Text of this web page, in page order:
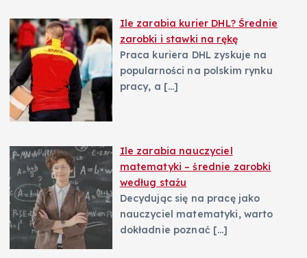
Ile zarabia kurier DHL? Średnie
zarobki i stawki na rękę
Praca kuriera DHL zyskuje na
popularności na polskim rynku
pracy, a […]
Ile zarabia nauczyciel
matematyki – średnie zarobki
według stażu
Decydując się na pracę jako
nauczyciel matematyki, warto
dokładnie poznać […]